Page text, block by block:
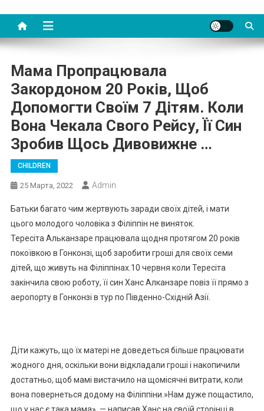
Мама Пропрацювала
Закордоном 20 Років, Щоб
Допомогти Своїм 7 Дітям. Коли
Вона Чекала Свого Рейсу, Її Син
Зробив Щось Дивовижне …
CHILDREN
25 Марта, 2022 Admin
Батьки багато чим жертвують заради своїх дітей, і мати
цього молодого чоловіка з Філіппін не виняток.
Тересіта Альканзаре працювала щодня протягом 20 років
покоївкою в Гонконзі, щоб заробити гроші для своїх семи
дітей, що живуть на Філіппінах.10 червня коли Тересіта
закінчила свою роботу, її син Ханс Алканзаре повіз її прямо з
аеропорту в Гонконзі в тур по Південно-Східній Азії.
Діти кажуть, що їх матері не доведеться більше працювати
жодного дня, оскільки вони відкладали гроші і накопичили
достатньо, щоб мамі вистачило на щомісячні витрати, коли
вона повернеться додому на Філіппіни.»Нам дуже пощастило,